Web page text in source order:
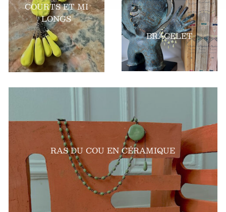
COURTS ET MI
LONGS
BRACELET
RAS DU COU EN CÉRAMIQUE